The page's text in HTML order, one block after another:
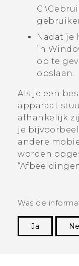
Nadat je
in
op te
opslaan.
Als je een
apparaat
afhankelijk
je
andere
worden
Was de
Ja